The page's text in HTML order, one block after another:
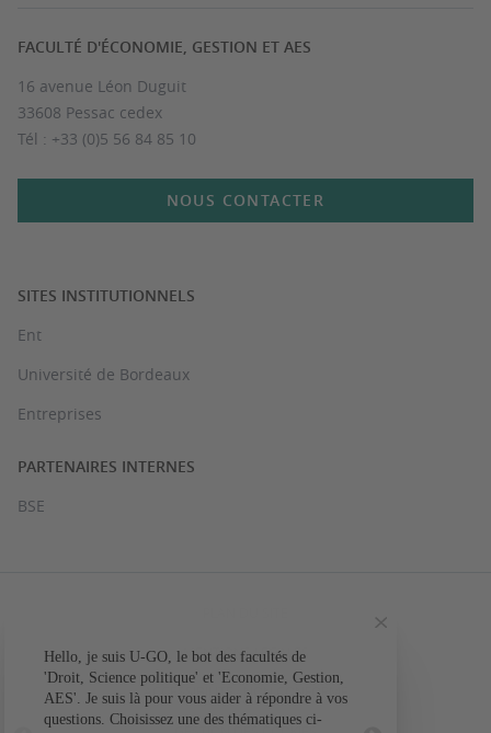
FACULTÉ D'ÉCONOMIE, GESTION ET AES
16 avenue Léon Duguit
33608 Pessac cedex
Tél : +33 (0)5 56 84 85 10
NOUS CONTACTER
SITES INSTITUTIONNELS
Ent
Université de Bordeaux
Entreprises
PARTENAIRES INTERNES
BSE
MENTIONS LÉGALES
ACCESSIBILITÉ : NON CONFORME
Hello, je suis U-GO, le bot des facultés de
'Droit, Science politique' et 'Economie, Gestion,
AES'. Je suis là pour vous aider à répondre à vos
questions. Choisissez une des thématiques ci-